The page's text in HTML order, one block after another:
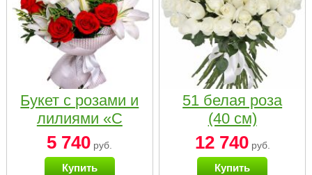
Букет с розами и
лилиями «С
наилучшими
пожеланиями»
5 740 руб.
Купить
51 белая роза
(40 см)
12 740руб.
Купить